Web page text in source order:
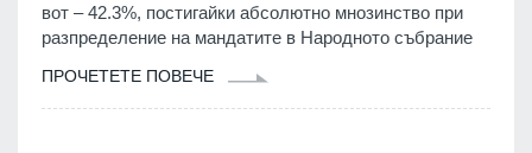
вот – 42.3%, постигайки абсолютно мнозинство при
разпределение на мандатите в Народното събрание
ПРОЧЕТЕТЕ ПОВЕЧЕ